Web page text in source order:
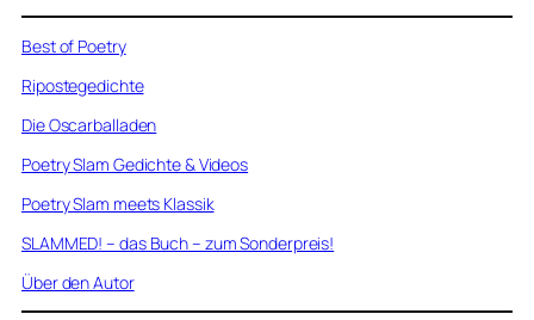
Best of Poetry
Ripostegedichte
Die Oscarballaden
Poetry Slam Gedichte & Videos
Poetry Slam meets Klassik
SLAMMED! – das Buch – zum Sonderpreis!
Über den Autor